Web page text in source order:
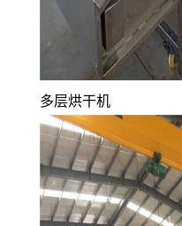
多层烘干机